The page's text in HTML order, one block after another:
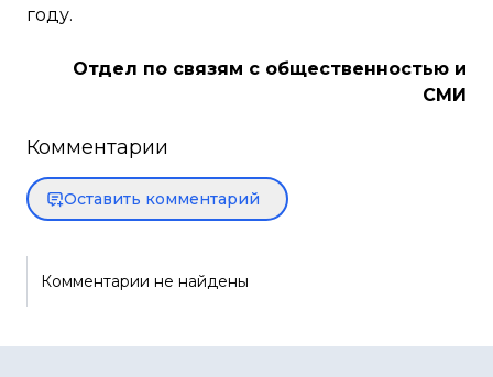
году.
Отдел по связям с общественностью и
СМИ
Комментарии
Оставить комментарий
Комментарии не найдены